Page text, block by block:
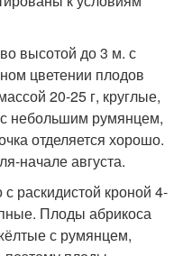
высотой до 3 м. с
цветении плодов
20-25 г, круглые,
небольшим румянцем,
отделяется хорошо.
начале августа.
раскидистой кроной 4-
Плоды абрикоса
с румянцем,